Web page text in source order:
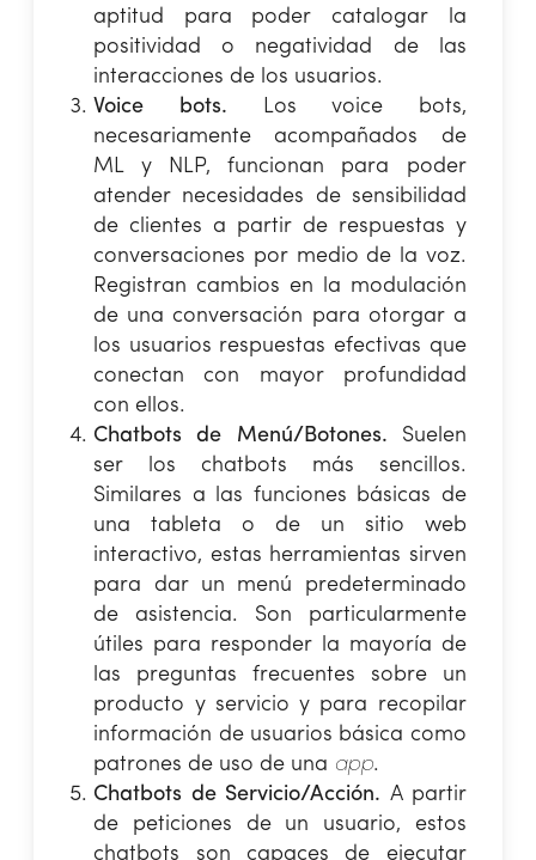
aptitud para poder catalogar la
positividad o negatividad de las
interacciones de los usuarios.
Voice bots.
Los voice bots,
necesariamente acompañados de
ML y NLP, funcionan para poder
atender necesidades de sensibilidad
de clientes a partir de respuestas y
conversaciones por medio de la voz.
Registran cambios en la modulación
de una conversación para otorgar a
los usuarios respuestas efectivas que
conectan con mayor profundidad
con ellos.
Chatbots de Menú/Botones. Suelen
ser los chatbots más sencillos.
Similares a las funciones básicas de
una tableta o de un sitio web
interactivo, estas herramientas sirven
para dar un menú predeterminado
de asistencia. Son particularmente
útiles para responder la mayoría de
las preguntas frecuentes sobre un
producto y servicio y para recopilar
información de usuarios básica como
patrones de uso de una app.
Chatbots de Servicio/Acción.A partir
de peticiones de un usuario, estos
chatbots son capaces de ejecutar